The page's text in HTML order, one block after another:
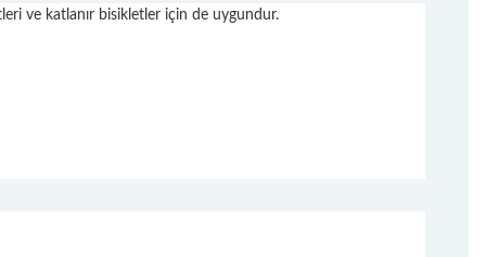
ve katlanır bisikletler için de uygundur.